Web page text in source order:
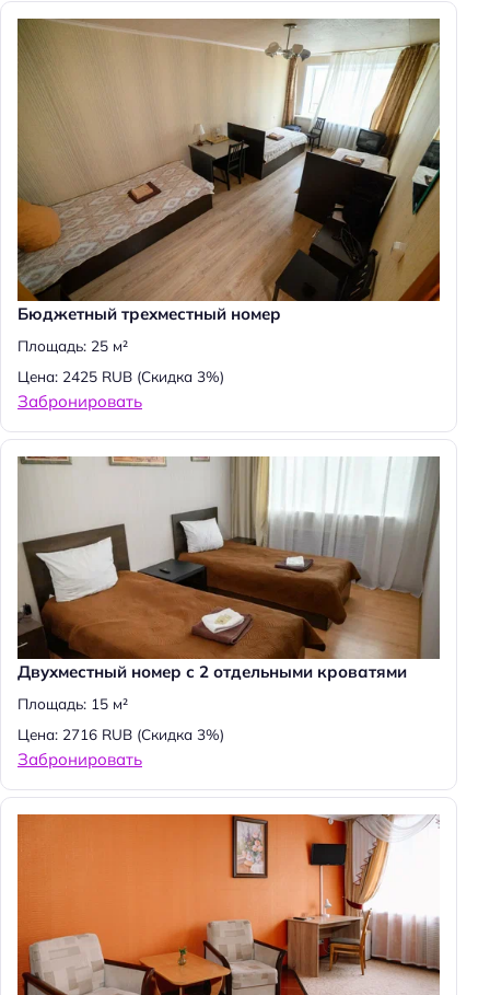
Бюджетный трехместный номер
Площадь: 25 м²
Цена: 2425 RUB (Скидка 3%)
Забронировать
Двухместный номер с 2 отдельными кроватями
Площадь: 15 м²
Цена: 2716 RUB (Скидка 3%)
Забронировать